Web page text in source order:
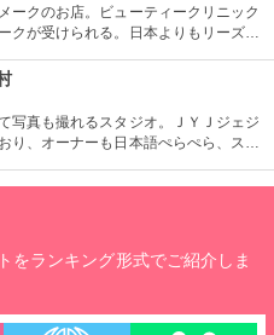
ークのお店。ビューティークリニック
クが受けられる。日本よりもリーズナ
のでカップルで施術を受けるのもいい
写真も撮れるスタジオ。ＪＹＪジェジ
り、オーナーも日本語ぺらぺら、スタ
装も沢山あり、カップル写真に家族写
ってこい。
をランキング形式でご紹介しま